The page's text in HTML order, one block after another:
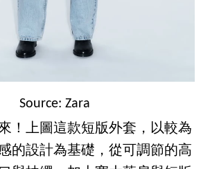
Source: Zara
！上圖這款短版外套，以較為
的設計為基礎，從可調節的高